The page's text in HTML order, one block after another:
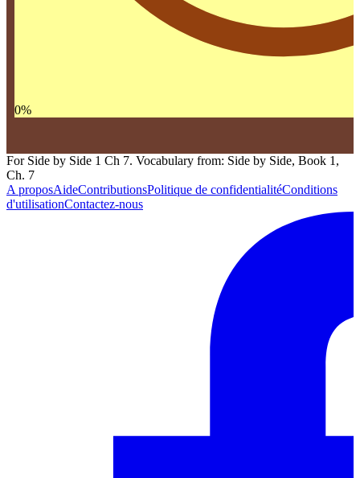
0%
For Side by Side 1 Ch 7. Vocabulary from: Side by Side, Book 1,
Ch. 7
A proposAideContributionsPolitique de confidentialitéConditions
d'utilisationContactez-nous